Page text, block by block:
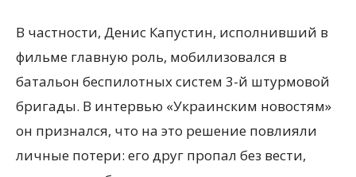
В частности, Денис Капустин, исполнивший в
фильме главную роль, мобилизовался в
батальон беспилотных систем 3-й штурмовой
бригады. В интервью «Украинским новостям»
он признался, что на это решение повлияли
личные потери: его друг пропал без вести,